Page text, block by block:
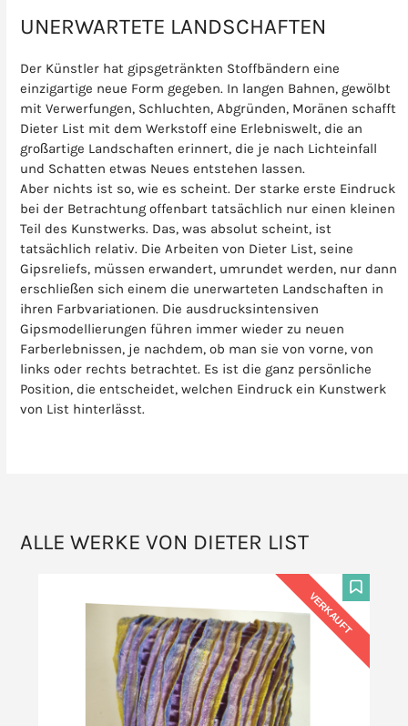
UNERWARTETE LANDSCHAFTEN
Der Künstler hat gipsgetränkten Stoffbändern eine
einzigartige neue Form gegeben. In langen Bahnen, gewölbt
mit Verwerfungen, Schluchten, Abgründen, Moränen schafft
Dieter List mit dem Werkstoff eine Erlebniswelt, die an
großartige Landschaften erinnert, die je nach Lichteinfall
und Schatten etwas Neues entstehen lassen.
Aber nichts ist so, wie es scheint. Der starke erste Eindruck
bei der Betrachtung offenbart tatsächlich nur einen kleinen
Teil des Kunstwerks. Das, was absolut scheint, ist
tatsächlich relativ. Die Arbeiten von Dieter List, seine
Gipsreliefs, müssen erwandert, umrundet werden, nur dann
erschließen sich einem die unerwarteten Landschaften in
ihren Farbvariationen. Die ausdrucksintensiven
Gipsmodellierungen führen immer wieder zu neuen
Farberlebnissen, je nachdem, ob man sie von vorne, von
links oder rechts betrachtet. Es ist die ganz persönliche
Position, die entscheidet, welchen Eindruck ein Kunstwerk
von List hinterlässt.
ALLE WERKE VON DIETER LIST
F
VERKAUFT